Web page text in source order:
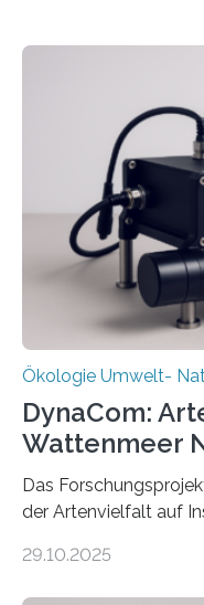
Ökologie Umwelt-
DynaCom:
Wattenmeer
Das
der Artenvielfalt auf
Beobachtungen im
29.10.2025